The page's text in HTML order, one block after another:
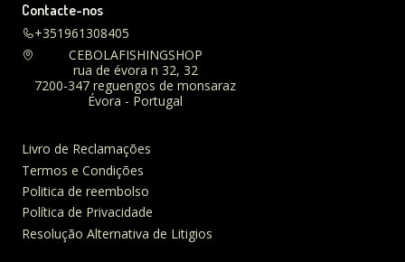
Contacte-nos
+351961308405
CEBOLAFISHINGSHOP
rua de évora n 32, 32
7200-347 reguengos de monsaraz
Évora - Portugal
Livro de Reclamações
Termos e Condições
Politica de reembolso
Política de Privacidade
Resolução Alternativa de Litigios